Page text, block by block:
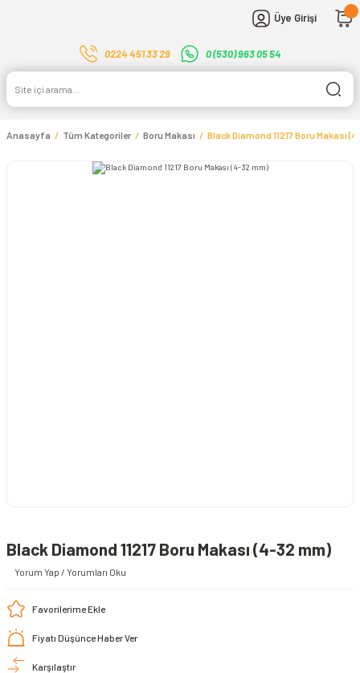
0224 451 33 29 0 (530) 963 05 54
Üye Girişi
Anasayfa Tüm Kategoriler Boru Makası Black Diamond 11217 Boru Makası
Black Diamond 11217 Boru Makası (4-32 mm)
Yorum Yap / Yorumları Oku
Fiyatı Düşünce Haber Ver
Karşılaştır